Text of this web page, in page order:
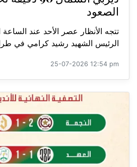
الصعود
تتجه الأنظار عصر الأحد عند
الرئيس الشهيد رشيد كرامي في
25-07-2026 12:54 pm